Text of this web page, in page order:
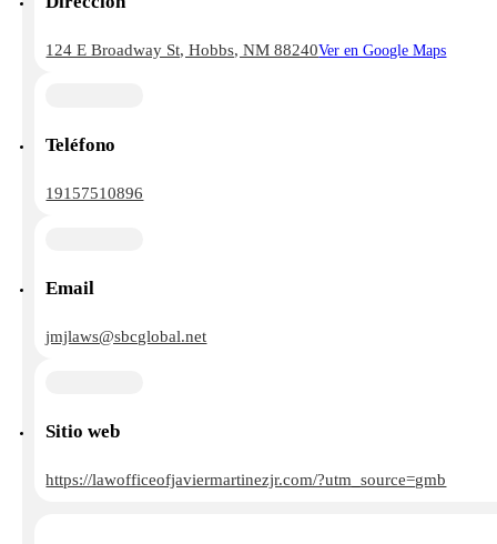
124 E Broadway St, Hobbs, NM 88240Ver en Google Maps
Teléfono
19157510896
Email
jmjlaws@sbcglobal.net
Sitio web
https://lawofficeofjaviermartinezjr.com/?utm_source=gmb